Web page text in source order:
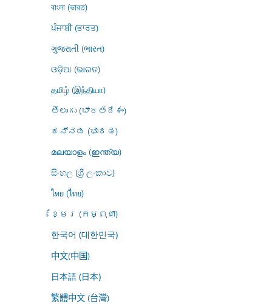
বাংলা (ভারত)
ਪੰਜਾਬੀ (ਭਾਰਤ)
ગુજરાતી (ભારત)
ଓଡ଼ିଆ (ଭାରତ)
தமிழ் (இந்தியா)
తెలుగు (భారతదేశం)
ಕನ್ನಡ (ಭಾರತ)
മലയാളം (ഇന്ത്യ)
සිංහල (ශ්‍රී ලංකාව)
ไทย (ไทย)
ខ្មែរ (កម្ពុជា)
한국어 (대한민국)
中文(中国)
日本語 (日本)
繁體中文 (台灣)